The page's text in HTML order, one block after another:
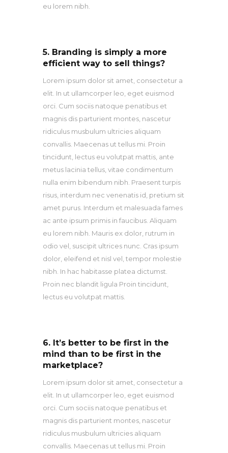
eu lorem nibh.
5. Branding is simply a more
efficient way to sell things?
Lorem ipsum dolor sit amet, consectetur a
elit. In ut ullamcorper leo, eget euismod
orci. Cum sociis natoque penatibus et
magnis dis parturient montes, nascetur
ridiculus musbulum ultricies aliquam
convallis. Maecenas ut tellus mi. Proin
tincidunt, lectus eu volutpat mattis, ante
metus lacinia tellus, vitae condimentum
nulla enim bibendum nibh. Praesent turpis
risus, interdum nec venenatis id, pretium sit
amet purus. Interdum et malesuada fames
ac ante ipsum primis in faucibus. Aliquam
eu lorem nibh. Mauris ex dolor, rutrum in
odio vel, suscipit ultrices nunc. Cras ipsum
dolor, eleifend et nisl vel, tempor molestie
nibh. In hac habitasse platea dictumst.
Proin nec blandit ligula Proin tincidunt,
lectus eu volutpat mattis.
6. It’s better to be first in the
mind than to be first in the
marketplace?
Lorem ipsum dolor sit amet, consectetur a
elit. In ut ullamcorper leo, eget euismod
orci. Cum sociis natoque penatibus et
magnis dis parturient montes, nascetur
ridiculus musbulum ultricies aliquam
convallis. Maecenas ut tellus mi. Proin